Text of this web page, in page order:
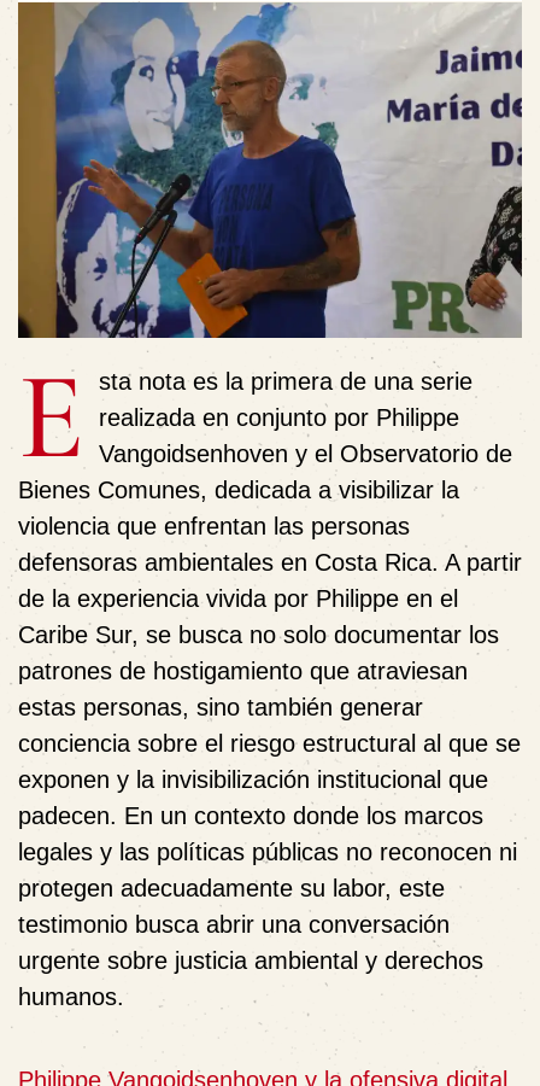
E
sta nota es la primera de una serie
realizada en conjunto por Philippe
Vangoidsenhoven y el Observatorio de
Bienes Comunes, dedicada a visibilizar la
violencia que enfrentan las personas
defensoras ambientales en Costa Rica. A partir
de la experiencia vivida por Philippe en el
Caribe Sur, se busca no solo documentar los
patrones de hostigamiento que atraviesan
estas personas, sino también generar
conciencia sobre el riesgo estructural al que se
exponen y la invisibilización institucional que
padecen. En un contexto donde los marcos
legales y las políticas públicas no reconocen ni
protegen adecuadamente su labor, este
testimonio busca abrir una conversación
urgente sobre justicia ambiental y derechos
humanos.
Philippe Vangoidsenhoven y la ofensiva digital